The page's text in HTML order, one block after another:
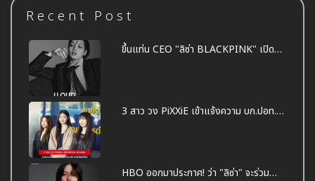
Recent Post
ขึ้นแท่น CEO "ลิซ่า BLACKPINK" เปิด
3 สาว วง PiXXiE เข้าแจ้งความ บก.ปอท.
HBO ออกมาประกาศ! ว่า "ลิซ่า" จะร่วม